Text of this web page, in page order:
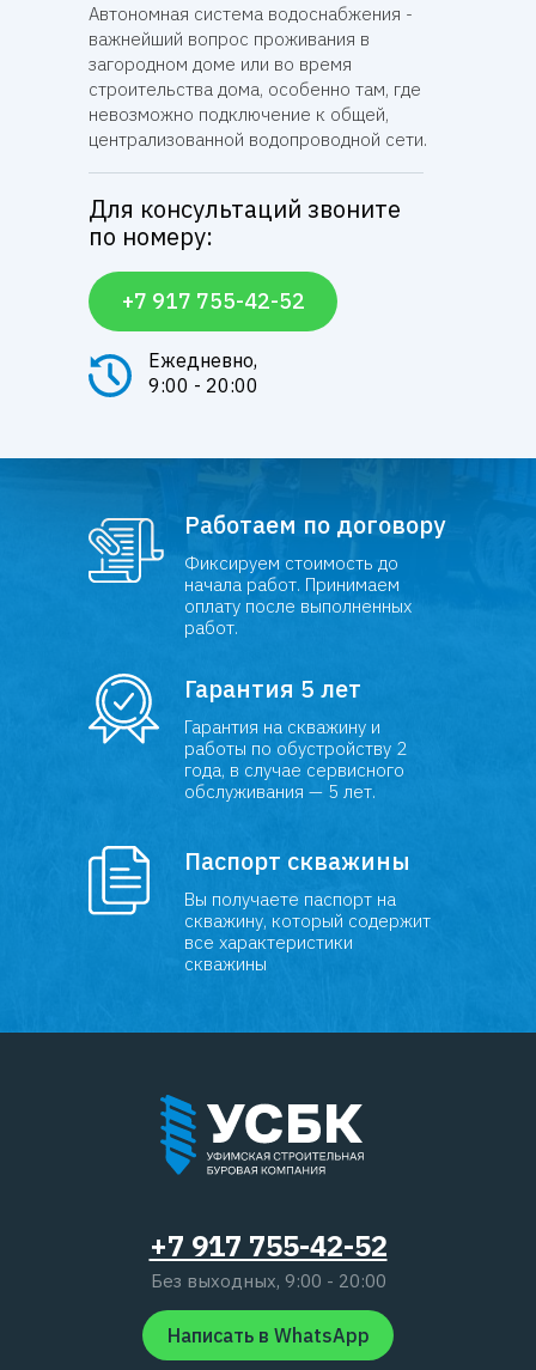
Работаем по договору
Автономная система водоснабжения -
важнейший вопрос проживания в
загородном доме или во время
строительства дома, особенно там, где
невозможно подключение к общей,
централизованной водопроводной сети.
Гарантия 5 лет
Паспорт скважины
Фиксируем стоимость до
начала работ. Принимаем
оплату после выполненных
работ.
Для консультаций звоните
по номеру:
Гарантия на скважину и
работы по обустройству 2
года, в случае сервисного
обслуживания — 5 лет.
Вы получаете паспорт на
скважину, который cодержит
все характеристики
скважины
+7 917 755-42-52
Ежедневно,
9:00 - 20:00
Написать в WhatsApp
+7 917 755-42-52
Без выходных, 9:00 - 20:00